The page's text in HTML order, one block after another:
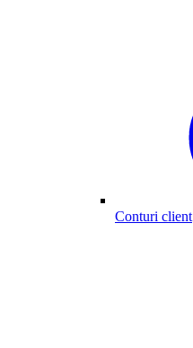
Conturi client